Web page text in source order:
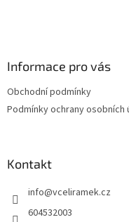
Informace pro vás
Obchodní podmínky
Podmínky ochrany osobních
Kontakt
info@vceliramek.cz
604532003